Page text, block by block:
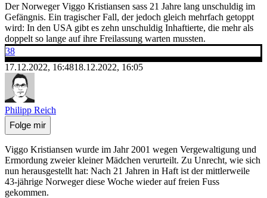
Der Norweger Viggo Kristiansen sass 21 Jahre lang unschuldig im
Gefängnis. Ein tragischer Fall, der jedoch gleich mehrfach getoppt
wird: In den USA gibt es zehn unschuldig Inhaftierte, die mehr als
doppelt so lange auf ihre Freilassung warten mussten.
38
17.12.2022, 16:4818.12.2022, 16:05
Philipp Reich
Folge mir
Viggo Kristiansen wurde im Jahr 2001 wegen Vergewaltigung und
Ermordung zweier kleiner Mädchen verurteilt. Zu Unrecht, wie sich
nun herausgestellt hat: Nach 21 Jahren in Haft ist der mittlerweile
43-jährige Norweger diese Woche wieder auf freien Fuss
gekommen.